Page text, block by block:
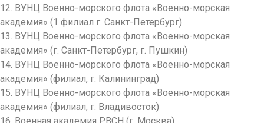
12. ВУНЦ Военно-морского флота «Военно-морская
академия» (1 филиал г. Санкт-Петербург)
13. ВУНЦ Военно-морского флота «Военно-морская
академия» (г. Санкт-Петербург, г. Пушкин)
14. ВУНЦ Военно-морского флота «Военно-морская
академия» (филиал, г. Калининград)
15. ВУНЦ Военно-морского флота «Военно-морская
академия» (филиал, г. Владивосток)
16. Военная академия РВСН (г. Москва)